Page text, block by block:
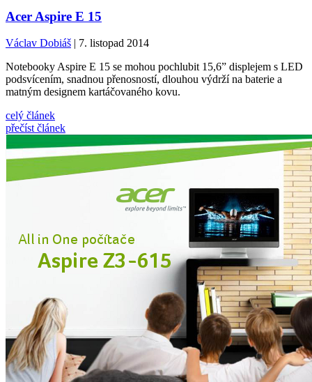
Acer Aspire E 15
Václav Dobiáš| 7. listopad 2014
Notebooky Aspire E 15 se mohou pochlubit 15,6” displejem s LED
podsvícením, snadnou přenosností, dlouhou výdrží na baterie a
matným designem kartáčovaného kovu.
celý článek
přečíst článek